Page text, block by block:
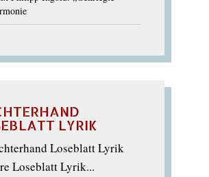
LYRIK
Loseblatt Lyrik...